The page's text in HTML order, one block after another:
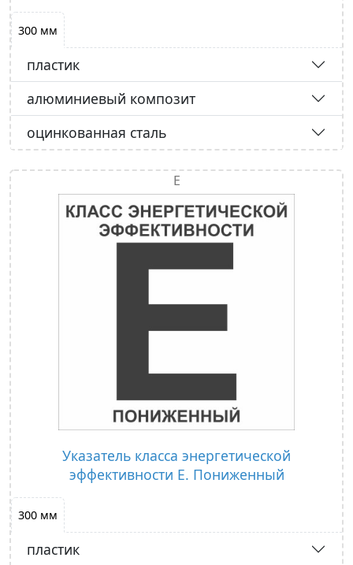
300 мм
пластик
алюминиевый композит
оцинкованная сталь
Е
Указатель класса энергетической
эффективности Е. Пониженный
300 мм
пластик